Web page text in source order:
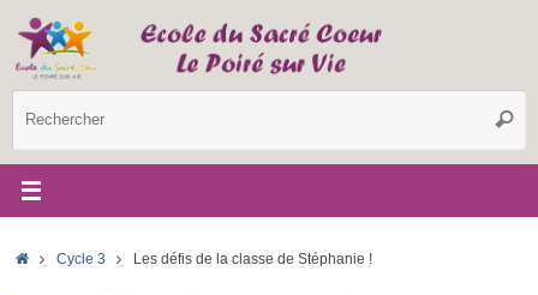
contenu
Accueil
Cycle 3 Les défis de la classe de Stéphanie !